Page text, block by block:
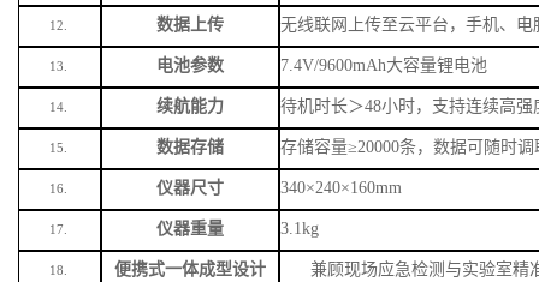
12. 数据上传 无线联网上传至云平台，手机、
13. 电池参数 7.4V/9600mAh大容量锂电池
14. 续航能力 待机时长＞48小时，支持连续高
15. 数据存储 存储容量≥20000条，数据可随时
16. 仪器尺寸 340×240×160mm
17. 仪器重量 3.1kg
18. 便携式一体成型设计 兼顾现场应急检测与实验室精